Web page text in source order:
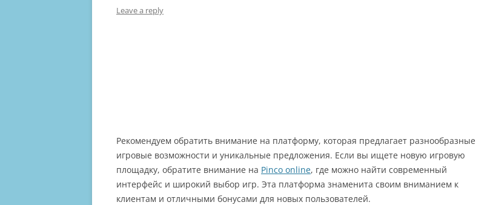
EUROPEAN FINANCE, BUSINESS
AND REGULATION – MAY 2020
EU FINANCIAL REGULATION – MAY
2019
Leave a reply
Рекомендуем обратить внимание на платформу, которая предлагает разнообразные
игровые возможности и уникальные предложения. Если вы ищете новую игровую
площадку, обратите внимание на Pinco online, где можно найти современный
интерфейс и широкий выбор игр. Эта платформа знаменита своим вниманием к
клиентам и отличными бонусами для новых пользователей.